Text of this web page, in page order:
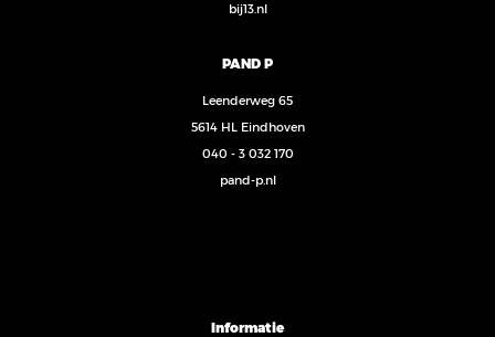
bij13.nl
PAND P
Leenderweg 65
5614 HL Eindhoven
040 - 3 032 170
pand-p.nl
Informatie